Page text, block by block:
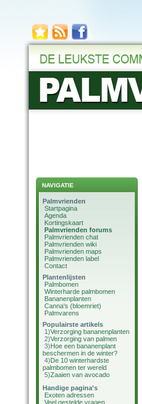
NAVIGATIE
Palmvrienden
Startpagina
Agenda
Kortingskaart
Palmvrienden forums
Palmvrienden chat
Palmvrienden wiki
Palmvrienden maps
Palmvrienden label
Contact
Plantenlijsten
Palmbomen
Winterharde palmbomen
Bananenplanten
Canna's (bloemriet)
Palmvarens
Populairste artikels
1)Verzorging bananenplanten
2)Verzorging van palmen
3)Hoe een bananenplant
beschermen in de winter?
4)De 10 winterhardste
palmbomen ter wereld
5)Zaaien van avocado
Handige pagina's
Exoten adressen
Veel gestelde vragen